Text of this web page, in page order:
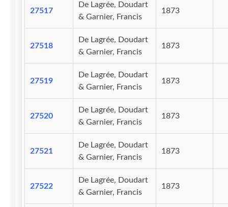
27517
De Lagrée, Doudart
& Garnier, Francis
1873
27518
De Lagrée, Doudart
& Garnier, Francis
1873
27519
De Lagrée, Doudart
& Garnier, Francis
1873
27520
De Lagrée, Doudart
& Garnier, Francis
1873
27521
De Lagrée, Doudart
& Garnier, Francis
1873
27522
De Lagrée, Doudart
& Garnier, Francis
1873